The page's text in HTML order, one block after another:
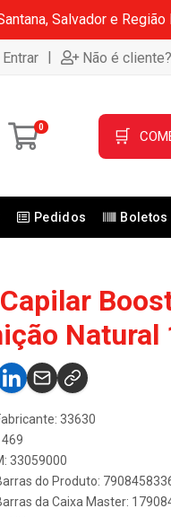
Salvador e
| Não é
0 🛒
Pedidos Boletos
Natural
33630
33059000
do Produto:
da Caixa Master: